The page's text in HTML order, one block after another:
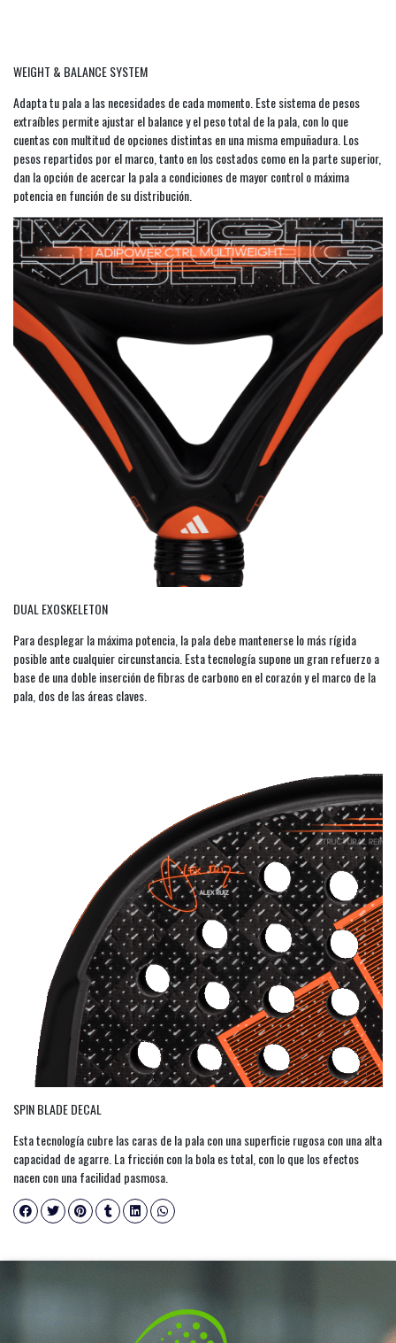
WEIGHT & BALANCE SYSTEM
Adapta tu pala a las necesidades de cada momento. Este sistema de pesos
extraíbles permite ajustar el balance y el peso total de la pala, con lo que
cuentas con multitud de opciones distintas en una misma empuñadura. Los
pesos repartidos por el marco, tanto en los costados como en la parte superior,
dan la opción de acercar la pala a condiciones de mayor control o máxima
potencia en función de su distribución.
DUAL EXOSKELETON
Para desplegar la máxima potencia, la pala debe mantenerse lo más rígida
posible ante cualquier circunstancia. Esta tecnología supone un gran refuerzo a
base de una doble inserción de fibras de carbono en el corazón y el marco de la
pala, dos de las áreas claves.
SPIN BLADE DECAL
Esta tecnología cubre las caras de la pala con una superficie rugosa con una alta
capacidad de agarre. La fricción con la bola es total, con lo que los efectos
nacen con una facilidad pasmosa.